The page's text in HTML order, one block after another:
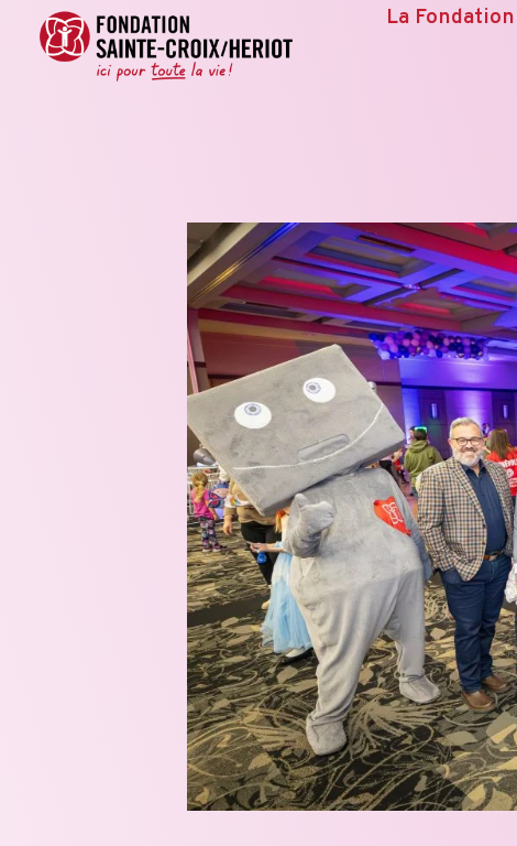
La Fondation